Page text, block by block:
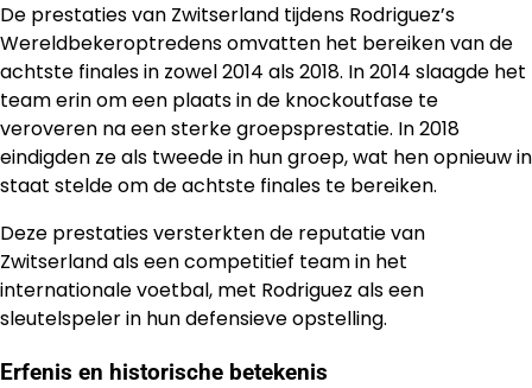
De prestaties van Zwitserland tijdens Rodriguez’s
Wereldbekeroptredens omvatten het bereiken van de
achtste finales in zowel 2014 als 2018. In 2014 slaagde het
team erin om een plaats in de knockoutfase te
veroveren na een sterke groepsprestatie. In 2018
eindigden ze als tweede in hun groep, wat hen opnieuw in
staat stelde om de achtste finales te bereiken.
Deze prestaties versterkten de reputatie van
Zwitserland als een competitief team in het
internationale voetbal, met Rodriguez als een
sleutelspeler in hun defensieve opstelling.
Erfenis en historische betekenis